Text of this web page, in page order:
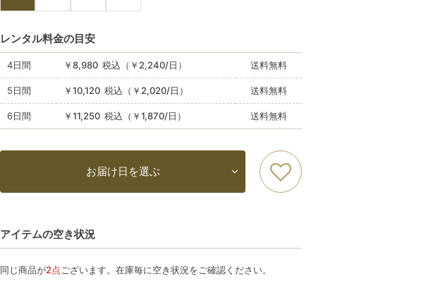
レンタル料金の目安
4日間 ￥8,980 税込（￥2,240/日） 送料無料
5日間 ￥10,120 税込（￥2,020/日） 送料無料
6日間 ￥11,250 税込（￥1,870/日） 送料無料
お届け日を選ぶ
アイテムの空き状況
同じ商品が2点 ございます。在庫毎に空き状況をご確認ください。